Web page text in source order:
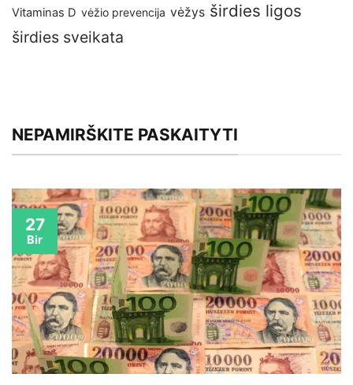
Vitaminas D vėžio prevencija vėžys širdies ligos
širdies sveikata
NEPAMIRŠKITE PASKAITYTI
27
Bir